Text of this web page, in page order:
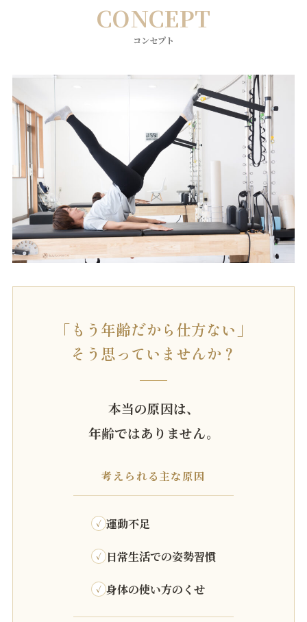
CONCEPT
コンセプト
「もう年齢だから仕方ない」
そう思っていませんか？
本当の原因は、
年齢ではありません。
考えられる主な原因
運動不足
日常生活での姿勢習慣
身体の使い方のくせ